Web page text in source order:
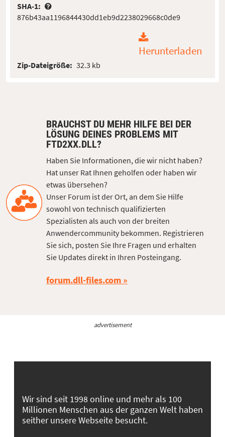
SHA-1:
876b43aa1196844430dd1eb9d2238029668c0de9
Herunterladen
Zip-Dateigröße: 32.3 kb
BRAUCHST DU MEHR HILFE BEI DER
LÖSUNG DEINES PROBLEMS MIT
FTD2XX.DLL?
Haben Sie Informationen, die wir nicht haben?
Hat unser Rat Ihnen geholfen oder haben wir
etwas übersehen?
Unser Forum ist der Ort, an dem Sie Hilfe
sowohl von technisch qualifizierten
Spezialisten als auch von der breiten
Anwendercommunity bekommen. Registrieren
Sie sich, posten Sie Ihre Fragen und erhalten
Sie Updates direkt in Ihren Posteingang.
forum.dll-files.com
advertisement
Wir sind seit 1998 online und mehr als 100
Millionen Menschen aus der ganzen Welt haben
seither unsere Webseite besucht.